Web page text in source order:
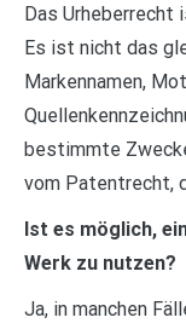
Das Urheberrecht
Es ist nicht das
Markennamen,
bestimmte
vom Patentrecht,
Ist es möglich,
Werk zu nutzen?
Ja, in manchen